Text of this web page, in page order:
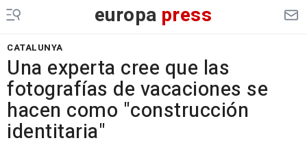
europa press
CATALUNYA
Una experta cree que las
fotografías de vacaciones se
hacen como "construcción
identitaria"